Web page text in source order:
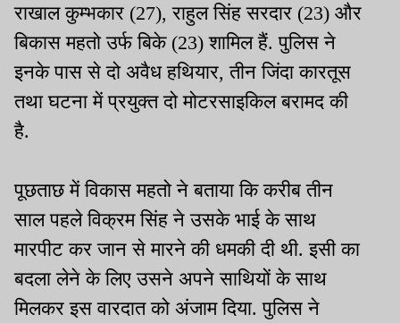
राखाल कुम्भकार (27), राहुल सिंह सरदार (23) और
बिकास महतो उर्फ बिके (23) शामिल हैं. पुलिस ने
इनके पास से दो अवैध हथियार, तीन जिंदा कारतूस
तथा घटना में प्रयुक्त दो मोटरसाइकिल बरामद की
है.
पूछताछ में विकास महतो ने बताया कि करीब तीन
साल पहले विक्रम सिंह ने उसके भाई के साथ
मारपीट कर जान से मारने की धमकी दी थी. इसी का
बदला लेने के लिए उसने अपने साथियों के साथ
मिलकर इस वारदात को अंजाम दिया. पुलिस ने